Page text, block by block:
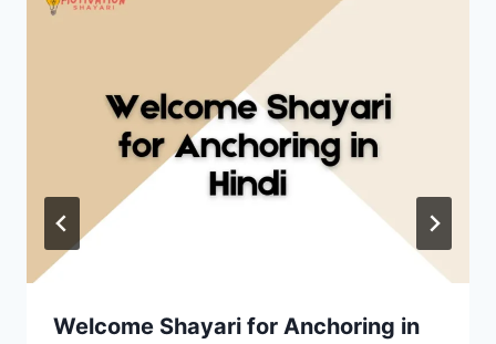
Welcome Shayari for Anchoring in